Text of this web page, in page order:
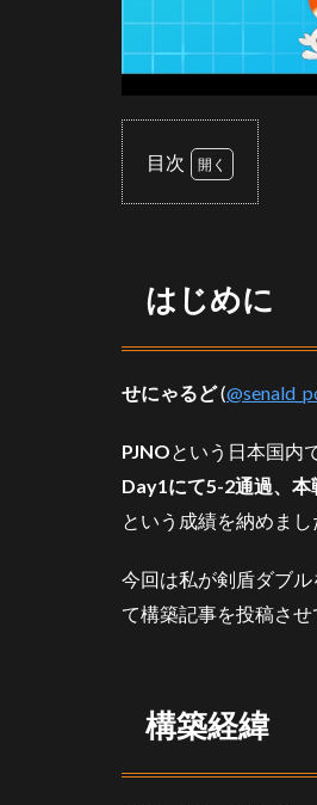
目次
に
築
緯
3
構
3.1
ピカ
トゲ
ス
はじめに
せにゃるど(
PJNOという日本国内
Day1にて5-2通過、
という成績を納めまし
今回は私が剣盾ダブ
て構築記事を投稿さ
構築経緯